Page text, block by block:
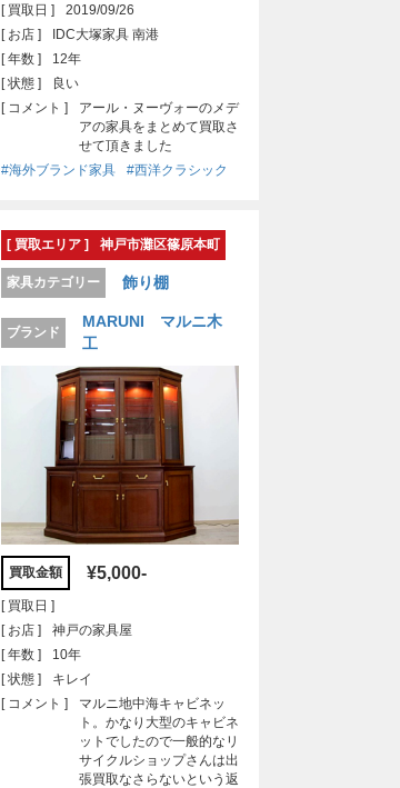
[ 買取日 ]
2019/09/26
[ お店 ]
IDC大塚家具 南港
[ 年数 ]
12年
[ 状態 ]
良い
[ コメント ]
アール・ヌーヴォーのメデ
アの家具をまとめて買取さ
せて頂きました
#海外ブランド家具
#西洋クラシック
[ 買取エリア ] 神戸市灘区篠原本町
家具カテゴリー 飾り棚
ブランド
MARUNI マルニ木
工
買取金額 ¥5,000-
[ 買取日 ]
[ お店 ]
神戸の家具屋
[ 年数 ]
10年
[ 状態 ]
キレイ
[ コメント ]
マルニ地中海キャビネッ
ト。かなり大型のキャビネ
ットでしたので一般的なリ
サイクルショップさんは出
張買取なさらないという返